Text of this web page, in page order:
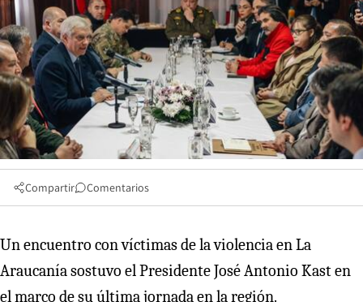
Compartir Comentarios
Un encuentro con víctimas de la violencia en La
Araucanía sostuvo el Presidente José Antonio Kast en
el marco de su última jornada en la región.